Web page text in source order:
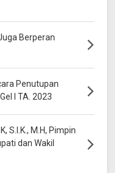
Berperan
Penutupan
I TA. 2023
S.I.K., M.H, Pimpin
dan Wakil